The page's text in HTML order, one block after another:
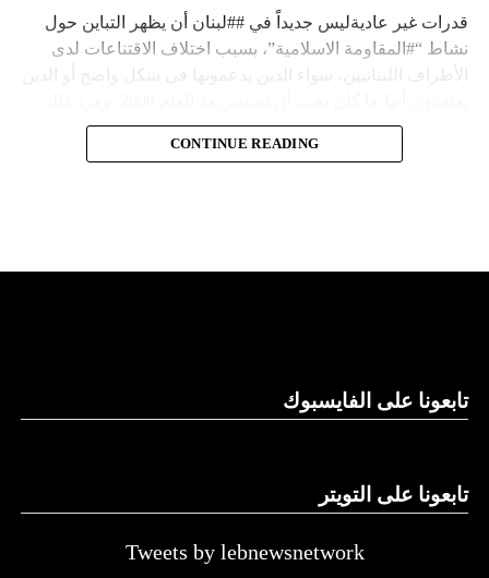
قدرات غير عاديةليس جديداً في ##لبنان أن يظهر التباين حول
نشاط “#المقاومة الاسلامية”، بسبب اختلاف الاقتناعات لدى
الأطراف اللبنانيين، سواء الذين يدعمونها في شكل واضح أو الذين
إلى أن المقاومة ضد الاحتلال الإسرائيلي لم تكن يوماً محط
إجماع داخلي، وإن كانت القوى اللبنانية المؤمنة بالصراع ضد
النهار
CONTINUE READING
تابعونا على الفايسبوك
تابعونا على التويتر
Tweets by lebnewsnetwork